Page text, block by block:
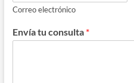
Correo electrónico
Envía tu consulta *